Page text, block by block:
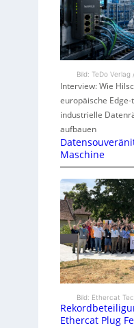
Bild: TeDo
Interview: Wie
europäische
industrielle
aufbauen
Maschine
Bild: Ethercat
Ethercat Plug